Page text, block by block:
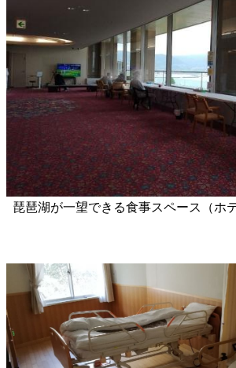
琵琶湖が一望できる食事スペース（ホ